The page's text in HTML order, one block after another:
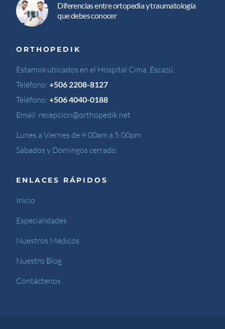
Diferencias entre ortopedia y traumatología
que debes conocer
ORTHOPEDIK
Estamos ubicados en el Hospital Cima, Escazú.
Teléfono:+506 2208-8127
Teléfono:+506 4040-0188
Email: recepcion@orthopedik.net
Lunes a Viernes de 9:00am a 5:00pm
Sábados y Domingos cerrado.
ENLACES RÁPIDOS
Inicio
Especialidades
Nuestros Médicos
Nuestro Blog
Contáctenos